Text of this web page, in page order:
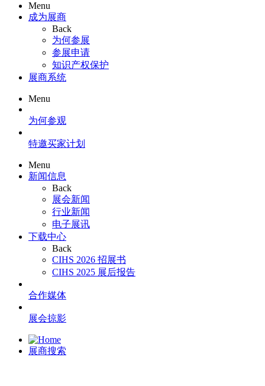
Menu
成为展商
Back
为何参展
参展申请
知识产权保护
展商系统
Menu
为何参观
特邀买家计划
Menu
新闻信息
Back
展会新闻
行业新闻
电子展讯
下载中心
Back
CIHS 2026 招展书
CIHS 2025 展后报告
合作媒体
展会掠影
展商搜索